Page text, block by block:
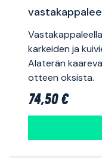
karkeiden ja
Alaterän
otteen oksista.
74,50 €